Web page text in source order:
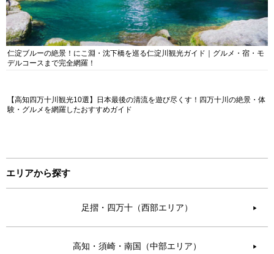
仁淀ブルーの絶景！にこ淵・沈下橋を巡る仁淀川観光ガイド｜グルメ・宿・モ
デルコースまで完全網羅！
【高知四万十川観光10選】日本最後の清流を遊び尽くす！四万十川の絶景・体
験・グルメを網羅したおすすめガイド
エリアから探す
足摺・四万十（西部エリア） ▶︎
高知・須崎・南国（中部エリア） ▶︎